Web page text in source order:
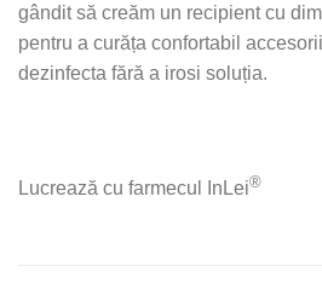
gândit să creăm un recipient cu
pentru a curăța confortabil
dezinfecta fără a irosi soluția.
Lucrează cu farmecul InLei®